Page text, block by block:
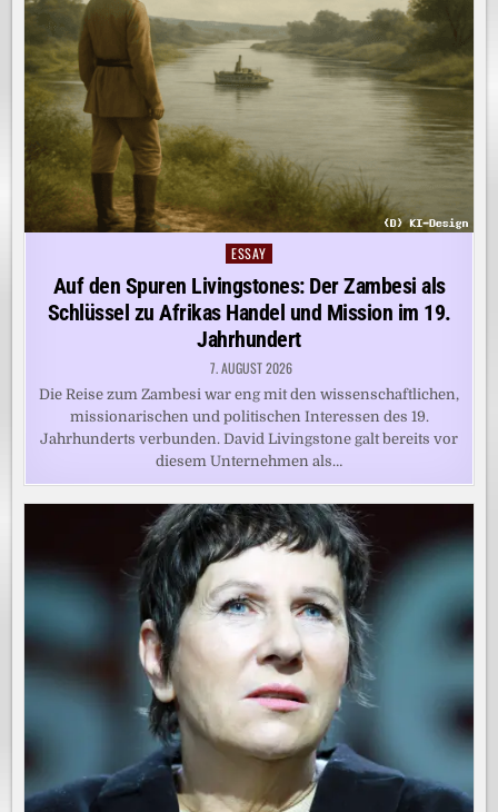
Posted
ESSAY
Auf den Spuren Livingstones: Der Zambesi als
Schlüssel zu Afrikas Handel und Mission im 19.
Jahrhundert
7. AUGUST 2026
Die Reise zum Zambesi war eng mit den wissenschaftlichen,
missionarischen und politischen Interessen des 19.
Jahrhunderts verbunden. David Livingstone galt bereits vor
diesem Unternehmen als…